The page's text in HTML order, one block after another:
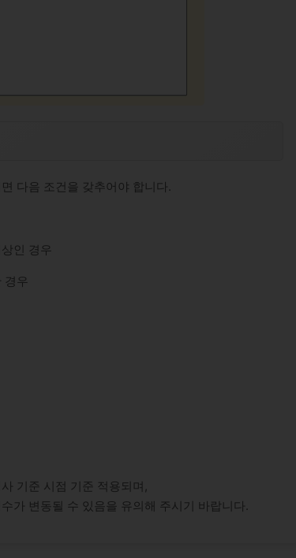
다음 조건을 갖추어야 합니다.
인 경우
경우
기준 시점 기준 적용되며,
가 변동될 수 있음을 유의해 주시기 바랍니다.